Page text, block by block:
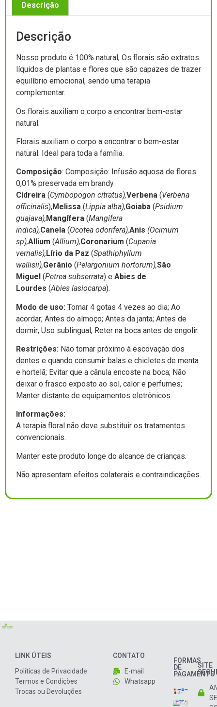
Descrição
Descrição
Nosso produto é 100% natural, Os florais são extratos
líquidos de plantas e flores que são capazes de trazer
equilíbrio emocional, sendo uma terapia
complementar.
Os florais auxiliam o corpo a encontrar bem-estar
natural.
Florais auxiliam o corpo a encontrar o bem-estar
natural. Ideal para toda a família.
Composição: Composição: Infusão aquosa de flores
0,01% preservada em brandy.
Cidreira (Cymbopogon citratus),Verbena (Verbena
officinalis),Melissa (Lippia alba),Goiaba (Psidium
guajava), Mangífera (Mangifera
indica),Canela (Ocotea odorifera),Anis (Ocimum
sp),Allium (Allium),Coronarium (Cupania
vernalis), Lírio da Paz (Spathiphyllum
wallisii),Gerânio (Pelargonium hortorum),São
Miguel (Petrea subserrata) e Abies de
Lourdes (Abies lasiocarpa).
Modo de uso: Tomar 4 gotas 4 vezes ao dia; Ao
acordar; Antes do almoço; Antes da janta; Antes de
dormir; Uso sublingual; Reter na boca antes de engolir.
Restrições: Não tomar próximo à escovação dos
dentes e quando consumir balas e chicletes de menta
e hortelã; Evitar que a cânula encoste na boca; Não
deixar o frasco exposto ao sol, calor e perfumes;
Manter distante de equipamentos eletrônicos.
Informações:
A terapia floral não deve substituir os tratamentos
convencionais.
Manter este produto longe do alcance de crianças.
Não apresentam efeitos colaterais e contraindicações.
LINK ÚTEIS
Políticas de Privacidade
Termos e Condições
Trocas ou Devoluções
CONTATO
E-mail
Whatsapp
FORMAS
DE
PAGAMENTO
SITE